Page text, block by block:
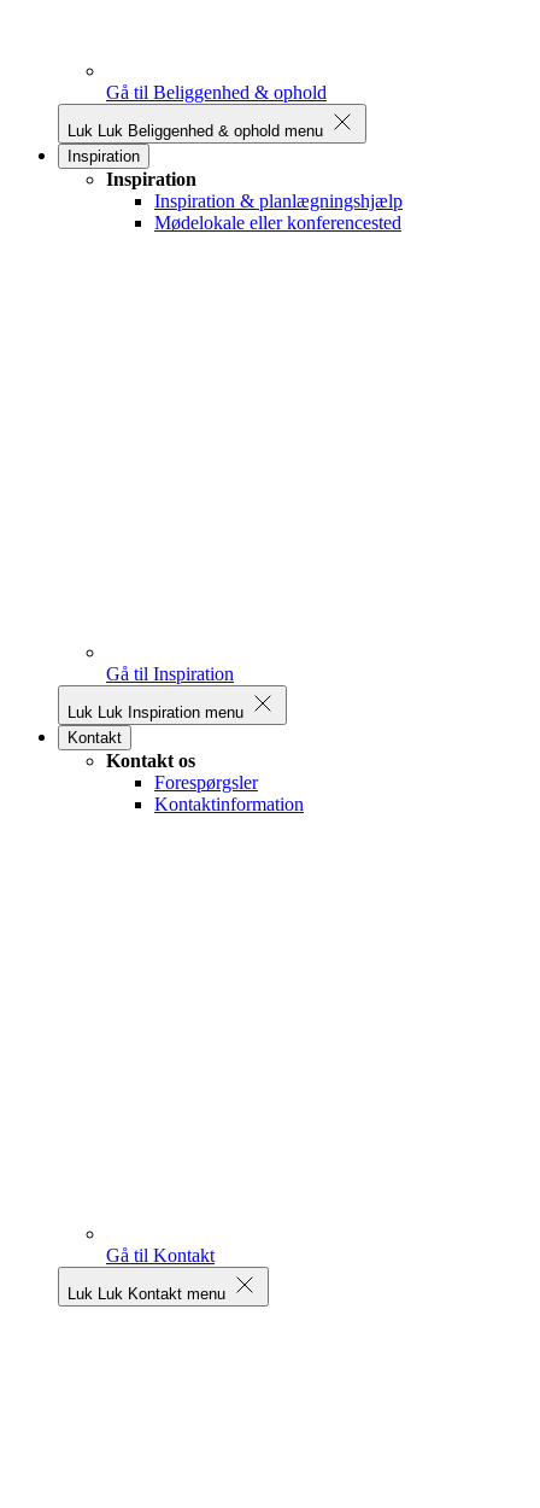
Gå til Beliggenhed & ophold
Luk Luk Beliggenhed & ophold menu
Inspiration
Inspiration
Inspiration & planlægningshjælp
Mødelokale eller konferencested
Gå til Inspiration
Luk Luk Inspiration menu
Kontakt
Kontakt os
Forespørgsler
Kontaktinformation
Gå til Kontakt
Luk Luk Kontakt menu